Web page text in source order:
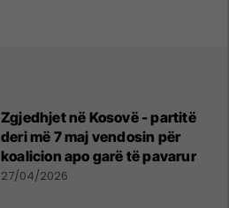
Zgjedhjet në Kosovë - partitë
deri më 7 maj vendosin për
koalicion apo garë të pavarur
27/04/2026